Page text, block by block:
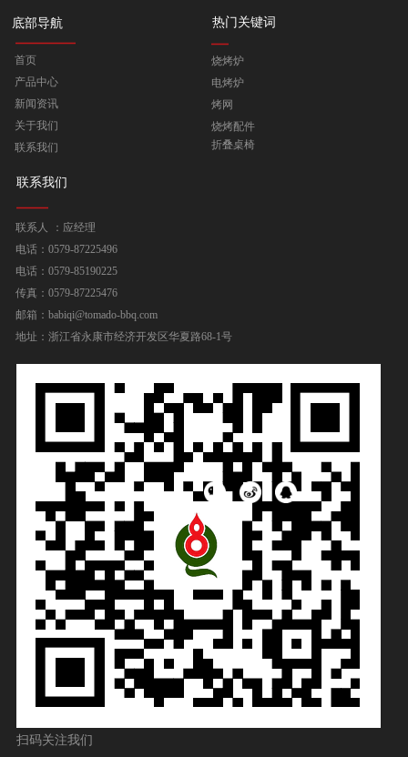
底部导航
首页
产品中心
新闻资讯
关于我们
联系我们
热门关键词
烧烤炉
电烤炉
烤网
烧烤配件
折叠桌椅
联系我们
联系人 ：应经理
电话：0579-87225496
电话：0579-85190225
传真：0579-87225476
邮箱：babiqi@tomado-bbq.com
地址：浙江省永康市经济开发区华夏路68-1号
扫码关注我们